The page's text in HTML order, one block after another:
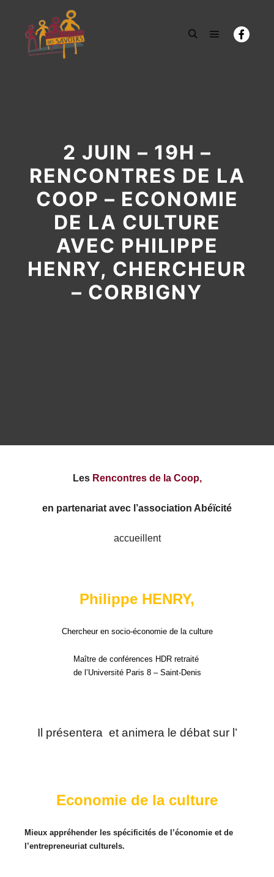
2 JUIN – 19H –
RENCONTRES DE LA
COOP – ECONOMIE
DE LA CULTURE
AVEC PHILIPPE
HENRY, CHERCHEUR
– CORBIGNY
Les Rencontres de la Coop,
en partenariat avec l’association Abéïcité
accueillent
Philippe HENRY,
Chercheur en socio-économie de la culture
Maître de conférences HDR retraité
de l’Université Paris 8 – Saint-Denis
Il présentera et animera le débat sur l’
Economie de la culture
Mieux appréhender les spécificités de l’économie et de
l’entrepreneuriat culturels.